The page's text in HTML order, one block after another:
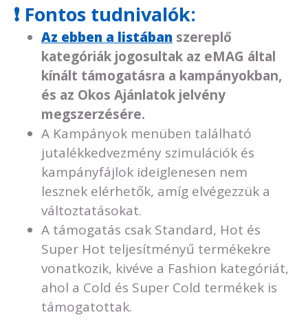
❗ Fontos tudnivalók:
Az ebben a listában szereplő
kategóriák jogosultak az eMAG által
kínált támogatásra a kampányokban,
és az Okos Ajánlatok jelvény
megszerzésére.
A Kampányok menüben található
jutalékkedvezmény szimulációk és
kampányfájlok ideiglenesen nem
lesznek elérhetők, amíg elvégezzük a
változtatásokat.
A támogatás csak Standard, Hot és
Super Hot teljesítményű termékekre
vonatkozik, kivéve a Fashion kategóriát,
ahol a Cold és Super Cold termékek is
támogatottak.